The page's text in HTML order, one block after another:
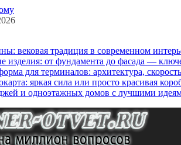
вековая традиция в современном
изделия: от фундамента до фасада —
для терминалов: архитектура,
яркая сила или просто красивая
и одноэтажных домов с лучшими